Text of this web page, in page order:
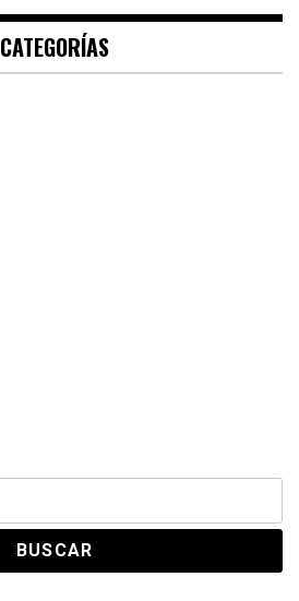
CATEGORÍAS